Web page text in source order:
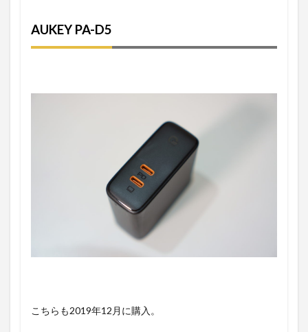
AUKEY PA-D5
こちらも2019年12月に購入。